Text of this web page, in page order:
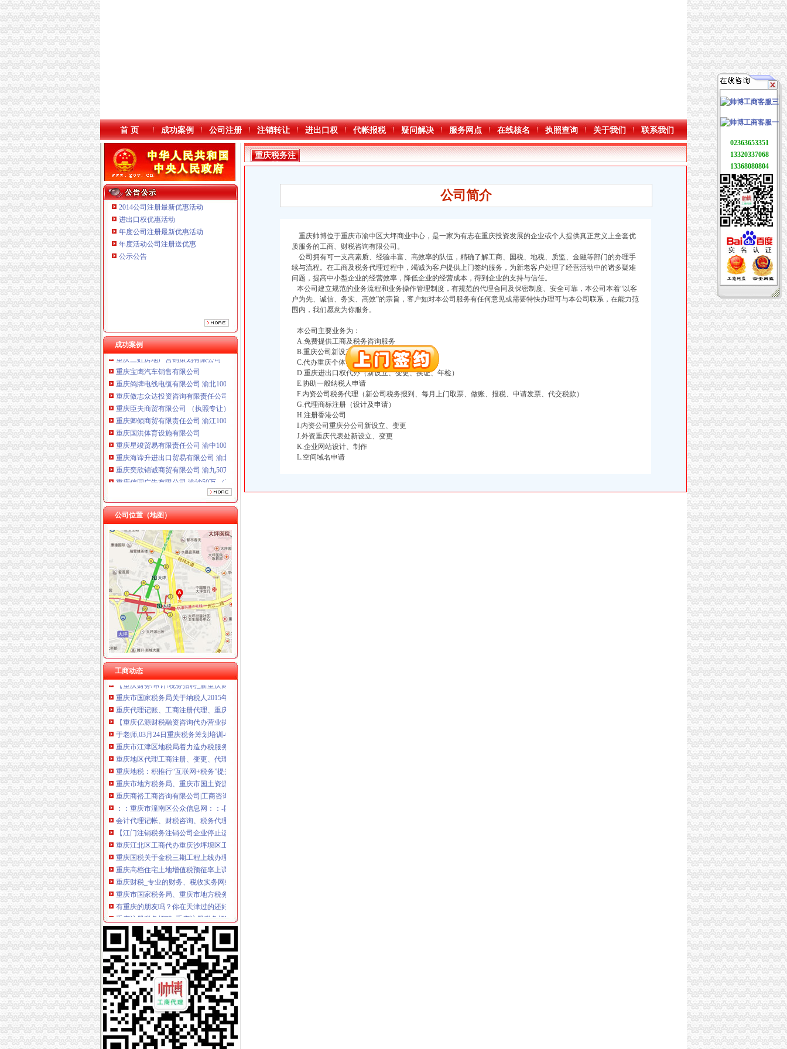
本站导航
首 页 成功案例 公司注册 注销转让 进出口权 代帐报税 疑问解决 服务网点 在线核名 执照查询 关于我们 联系我们
2014公司注册最新优惠活动
进出口权优惠活动
年度公司注册最新优惠活动
年度活动公司注册送优惠
公示公告
成功案例
重庆鸽牌电线电缆有限公司 渝北10010万 (进出口权)
重庆傲志众达投资咨询有限责任公司 渝九1000万 （增资）
重庆臣夫商贸有限公司 （执照专让）
重庆奕欣锦诚商贸有限公司 渝九50万 （工商注册）
重庆信同广告有限公司 渝沙50万 （工商注册）
重庆三虹房地产营销策划有限公司
重庆宝鹰汽车销售有限公司
重庆鸽牌电线电缆有限公司 渝北10010万 (进出口权)
重庆傲志众达投资咨询有限责任公司 渝九1000万 （增资）
重庆臣夫商贸有限公司 （执照专让）
重庆卿倾商贸有限责任公司 渝江100万 （工商注册）
重庆国洪体育设施有限公司
重庆星竣贸易有限责任公司 渝中100万 （进出口权）
重庆海谛升进出口贸易有限公司 渝北100万 （进出口权）
重庆奕欣锦诚商贸有限公司 渝九50万 （工商注册）
重庆信同广告有限公司 渝沙50万 （工商注册）
重庆三虹房地产营销策划有限公司
公司位置（地图）
工商动态
重庆税务注销
【重庆亿源财税融资咨询代办营业执照营业哪家比较好】价格,厂家,
为什么需要撤销西部吸直辖市？2011年四川上缴中央的税收是重庆的
税务代理服务、帐务清理-重庆便民网
《一般纳税人注销流程》100篇第一文库网
重庆工商注册代理记账变更税务财务佼佼泽工商
重庆财税_专业的财务、税收实务网站-亿企赢财税资讯
国家税务总局2015年持续加“规范税务”建设_部门新闻_新闻_中国
重庆沙坪坝门户网
【重庆财务/审计/税务招聘_新重庆财务/审计/税务招聘信息】-前程无忧
重庆市国家税务局关于纳税人2015年度关联申报等事项的提示-中国会
重庆代理记账、工商注册代理、重庆微型企业、商标注册、税务评估
【重庆亿源财税融资咨询代办营业执照营业哪家比较好】价格,厂家,
于老师,03月24日重庆税务筹划培训-中华品牌管理网
重庆市江津区地税局着力造办税服务“轻体验”-新华网
重庆地区代理工商注册、变更、代理记账、税务咨询可提供地
重庆地税：积推行“互联网+税务”提升服务质效-长江经济网
重庆市地方税务局、重庆市国土资源和房屋管理局<BR>关于暂停办理
重庆商裕工商咨询有限公司|工商咨询|代帐咨询|做账报税|税务代办|代
：：重庆市潼南区公众信息网：：-国税局
会计代理记帐、财税咨询、税务代理-重庆便民网
【江门注销税务注销公司企业停止运营不注销后果严重】-鹤山沙坪易
重庆江北区工商代办重庆沙坪坝区工商代办【渝盾】_其他加盟-中国
重庆国税关于金税三期工程上线办理有关涉税事项的公告_地方规-
重庆高档住宅土地增值税预征率上调至2%_东方财富网
重庆财税_专业的财务、税收实务网站-亿企赢财税资讯
重庆市国家税务局、重庆市地方税务局、重庆市工商管理局转发国
有重庆的朋友吗？你在天津过的还好吗？（转载）_天津_天涯论坛_天
重庆注册税务招聘_重庆注册税务招聘信息_智联重庆招聘网_找工作求
《重庆市国税小规模申报》_优秀范文十篇
重庆招聘税务专员_重庆弘昇管道有限公司招聘-汇博网
重庆税务登记证挂失电话-沙坪坝沙坪坝广告媒-重庆58同城
【税收管理】重庆市地方税务局关于印发《“三证合一、一照一码”
重庆地税的微博
重庆税务策划招聘_重庆税务策划招聘信息_智联重庆招聘网_找工作求
重庆沙坪坝门户网
重庆国税网上申报系统：
重庆营业执照代办【工商代办免费咨询】重庆益尚利财务管理有限公司
重庆财税公司-重庆亿源公司_重庆亿源_重庆市亿源财税咨询公司_重庆
代理记账|税务代理与咨询-重庆君立企业管理咨询有限公司
重庆税务注
销
公司简介
重庆帅博位于重庆市渝中区大坪商业中心，是一家为有志在重庆投资发展的企业或个人提供真正意义上全套优
质服务的工商、财税咨询有限公司。
公司拥有可一支高素质、经验丰富、高效率的队伍，精确了解工商、国税、地税、质监、金融等部门的办理手
续与流程。在工商及税务代理过程中，竭诚为客户提供上门签约服务，为新老客户处理了经营活动中的诸多疑难
问题，提高中小型企业的经营效率，降低企业的经营成本，得到企业的支持与信任。
本公司建立规范的业务流程和业务操作管理制度，有规范的代理合同及保密制度、安全可靠，本公司本着“以客
户为先、诚信、务实、高效”的宗旨，客户如对本公司服务有任何意见或需要特快办理可与本公司联系，在能力范
围内，我们愿意为你服务。
本公司主要业务为：
A.免费提供工商及税务咨询服务
B.重庆公司新设立、变更、验资、增资、年检
C.代办重庆个体营业执照新设立、变更
D.重庆进出口权代办（新设立、变更、换证、年检）
E.协助一般纳税人申请
F.内资公司税务代理（新公司税务报到、每月上门取票、做账、报税、申请发票、代交税款）
G.代理商标注册（设计及申请）
H.注册香港公司
I.内资公司重庆分公司新设立、变更
J.外资重庆代表处新设立、变更
K.企业网站设计、制作
L.空间域名申请
02363653351
13320337068
13368080804